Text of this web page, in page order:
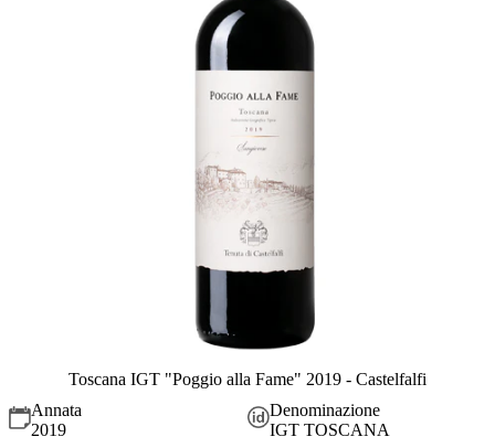
Toscana IGT "Poggio alla Fame" 2019 - Castelfalfi
Annata
2019
Denominazione
IGT TOSCANA